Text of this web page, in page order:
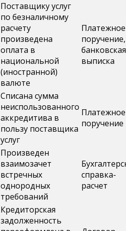
Поставщику услуг
по безналичному
расчету
произведена
оплата в
национальной
(иностранной)
валюте
Платежное
поручение,
банковская
выписка
Списана сумма
неиспользованного
аккредитива в
пользу поставщика
услуг
Платежное
поручение
Произведен
взаимозачет
встречных
однородных
требований
справка-
расчет
Кредиторская
задолженность